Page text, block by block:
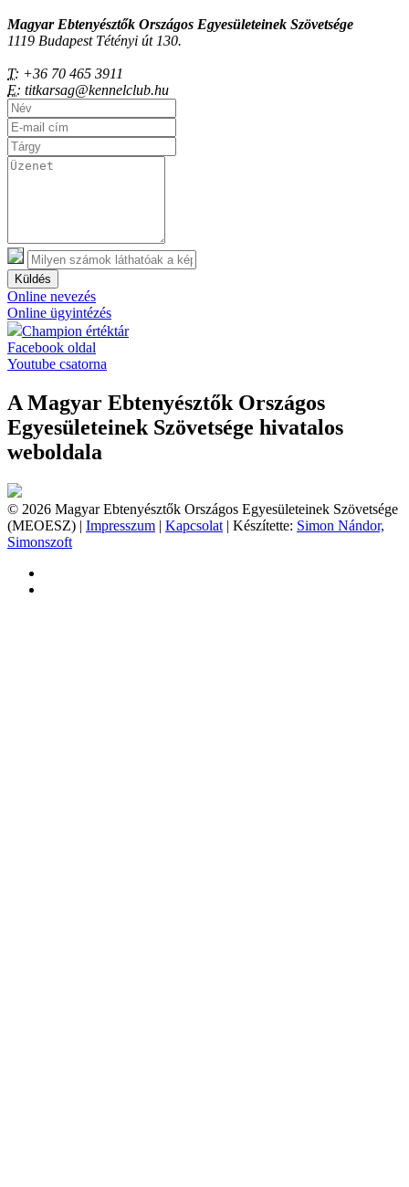
Magyar Ebtenyésztők Országos Egyesületeinek Szövetsége
1119 Budapest Tétényi út 130.
T: +36 70 465 3911
E: titkarsag@kennelclub.hu
Küldés
Online nevezés
Online ügyintézés
Champion értéktár
Facebook oldal
Youtube csatorna
A Magyar Ebtenyésztők Országos
Egyesületeinek Szövetsége hivatalos
weboldala
© 2026 Magyar Ebtenyésztők Országos Egyesületeinek Szövetsége
(MEOESZ) | Impresszum | Kapcsolat | Készítette: Simon Nándor,
Simonszoft